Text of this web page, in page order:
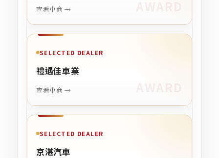
查看車商 →
SELECTED DEALER
禮遇佳車業
查看車商 →
SELECTED DEALER
京湛汽車